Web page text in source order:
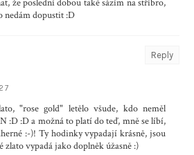
že poslední dobou také sázím na stříbro,
nedám dopustit :D
Reply
"rose gold" letělo všude, kdo neměl
:D :D a možná to platí do teď, mně se líbí,
:-)! Ty hodinky vypadají krásně, jsou
zlato vypadá jako doplněk úžasně :)